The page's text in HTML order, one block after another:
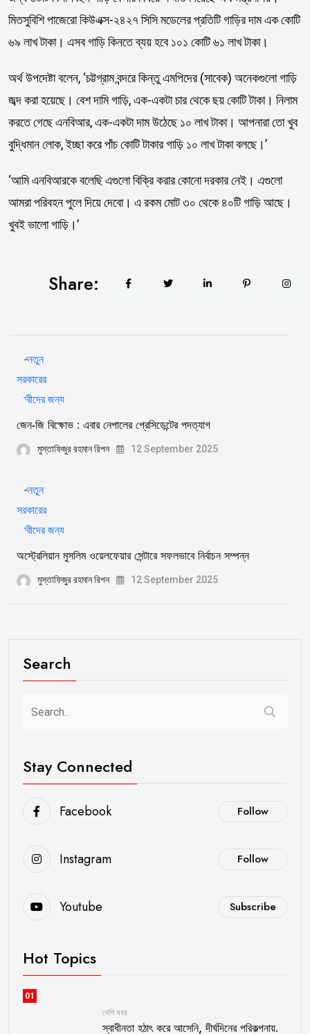
মিতসুবিশি পাজেরো কিউএক্স-২৪২৭ সিসি মডেলের প্রতিটি গাড়ির দাম এক কোটি
৬৯ লাখ টাকা। এসব গাড়ি কিনতে ব্যয় হবে ১০১ কোটি ৬১ লাখ টাকা।
অর্থ উপদেষ্টা বলেন, ‘চট্টগ্রাম বন্দরে কিন্তু এমপিদের (সাবেক) অনেকগুলো গাড়ি
জব্দ করা হয়েছে। বেশ দামি গাড়ি, এক-একটা চার থেকে ছয় কোটি টাকা। নিলাম
করতে গেছে এনবিআর, এক-একটা দাম উঠেছে ১০ লাখ টাকা। আপনারা তো খুব
বুদ্ধিমান লোক, ইচ্ছা করে পাঁচ কোটি টাকার গাড়ি ১০ লাখ টাকা বলছে।’
‘আমি এনবিআরকে বলেছি এগুলো বিক্রি করার কোনো দরকার নেই। এগুলো
আমরা পরিবহন পুলে দিয়ে দেবো। এ রকম মোট ৩০ থেকে ৪০টি গাড়ি আছে।
খুবই ভালো গাড়ি।’
Share:
জেন-জি বিক্ষোভ : এবার নেপালের প্রেসিডেন্টের পদত্যাগ
মুস্তাফিজুর রহমান রিপন 12 September 2025
অস্ট্রেলিয়ান মুসলিম ওয়েলফেয়ার সেন্টারে সফলভাবে নির্বাচন সম্পন্ন
মুস্তাফিজুর রহমান রিপন 12 September 2025
Search
Stay Connected
Facebook Follow
Instagram Follow
Youtube Subscribe
Hot Topics
01
দেশি খবর
স্বাধীনতা হঠাৎ করে আসেনি, দীর্ঘদিনের পরিকল্পনায়.